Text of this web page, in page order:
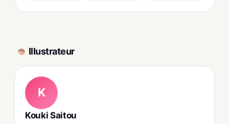
Illustrateur
K
Kouki Saitou